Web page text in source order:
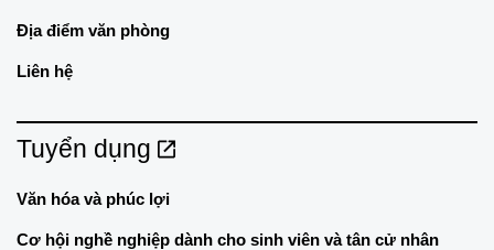
Địa điểm văn phòng
Liên hệ
Tuyển dụng
Văn hóa và phúc lợi
Cơ hội nghề nghiệp dành cho sinh viên và tân cử nhân